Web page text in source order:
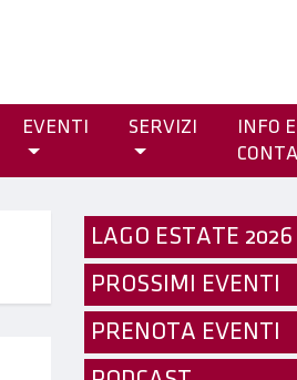
EVENTI SERVIZI
INFO E
LAGO ESTATE 2026
PROSSIMI EVENTI
PRENOTA EVENTI